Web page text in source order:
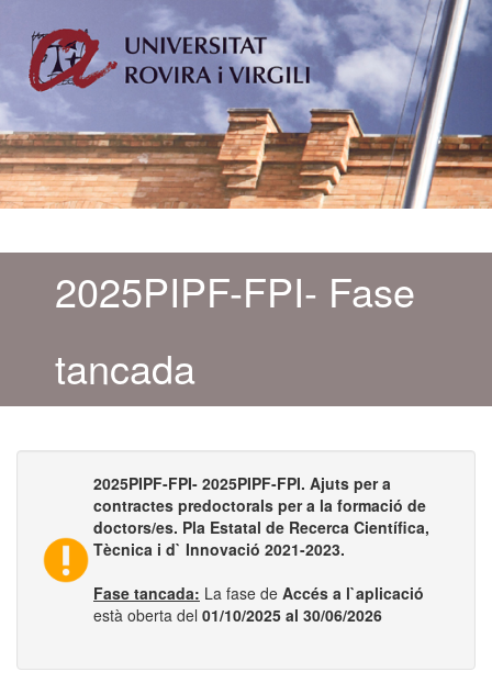
2025PIPF-FPI- Fase
tancada
2025PIPF-FPI- 2025PIPF-FPI. Ajuts per a
contractes predoctorals per a la formació de
doctors/es. Pla Estatal de Recerca Científica,
Tècnica i d` Innovació 2021-2023.
Fase tancada: La fase de Accés a l`aplicació
està oberta del 01/10/2025 al 30/06/2026